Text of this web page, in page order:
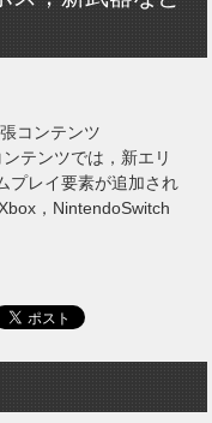
コンテンツ
テンツでは，新エリ
プレイ要素が追加され
，NintendoSwitch